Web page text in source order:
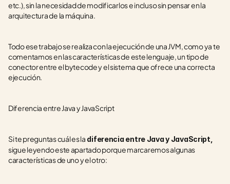
etc.), sin la necesidad de modificarlos e incluso sin pensar en la
arquitectura de la máquina.
Todo ese trabajo se realiza con la ejecución de una JVM, como ya te
comentamos en las características de este lenguaje, un tipo de
conector entre el bytecode y el sistema que ofrece una correcta
ejecución.
Diferencia entre Java y JavaScript
Si te preguntas cuál es la diferencia entre Java y JavaScript,
sigue leyendo este apartado porque marcaremos algunas
características de uno y el otro: